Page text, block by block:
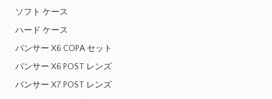
ソフト ケース
ハード ケース
パンサー X6 COPA セット
パンサー X6 POST レンズ
パンサー X7 POST レンズ